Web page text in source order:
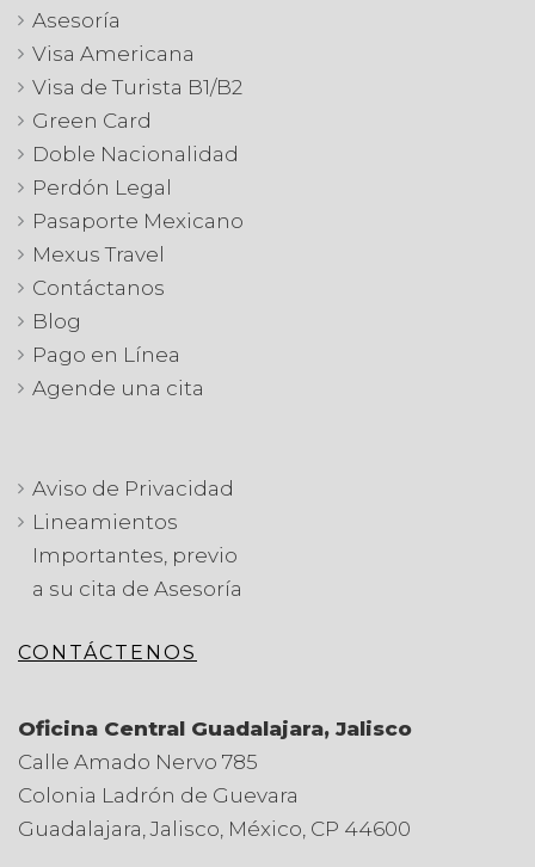
Asesoría
Visa Americana
Visa de Turista B1/B2
Green Card
Doble Nacionalidad
Perdón Legal
Pasaporte Mexicano
Mexus Travel
Contáctanos
Blog
Pago en Línea
Agende una cita
Aviso de Privacidad
Lineamientos
Importantes, previo
a su cita de Asesoría
CONTÁCTENOS
Oficina Central Guadalajara, Jalisco
Calle Amado Nervo 785
Colonia Ladrón de Guevara
Guadalajara, Jalisco, México, CP 44600